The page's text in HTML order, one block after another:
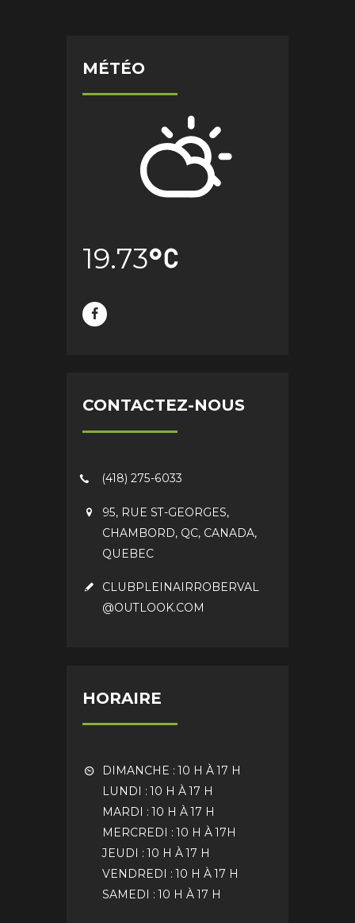
MÉTÉO
19.73
CONTACTEZ-NOUS
(418) 275-6033
95, RUE ST-GEORGES,
CHAMBORD, QC, CANADA,
QUEBEC
CLUBPLEINAIRROBERVAL
@OUTLOOK.COM
HORAIRE
DIMANCHE : 10 H À 17 H
LUNDI : 10 H À 17 H
MARDI : 10 H À 17 H
MERCREDI : 10 H À 17H
JEUDI : 10 H À 17 H
VENDREDI : 10 H À 17 H
SAMEDI : 10 H À 17 H